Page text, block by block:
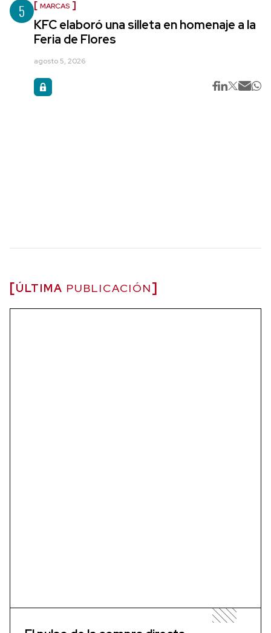
5 MARCAS
KFC elaboró una silleta en homenaje a la
Feria de Flores
agosto 5, 2026
ÚLTIMA PUBLICACIÓN